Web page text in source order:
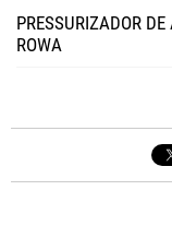
PRESSURIZADOR
ROWA